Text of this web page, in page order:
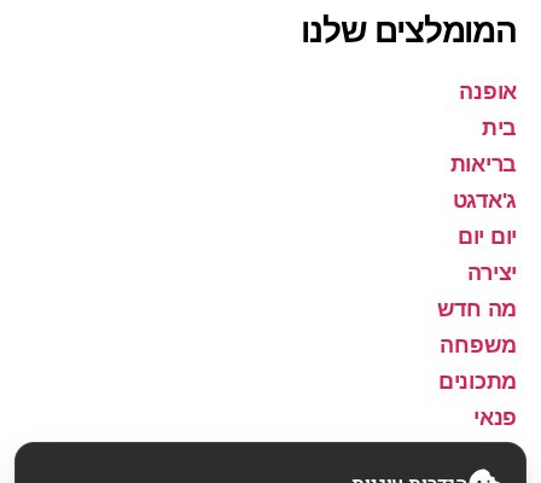
המומלצים שלנו
אופנה
בית
בריאות
ג'אדגט
יום יום
יצירה
מה חדש
משפחה
מתכונים
פנאי